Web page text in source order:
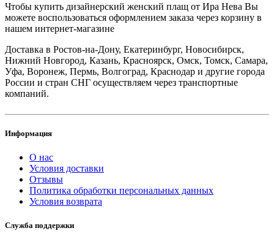
Чтобы купить дизайнерский женский плащ от Ира Нева Вы
можете воспользоваться оформлением заказа через корзину в
нашем интернет-магазине
Доставка в Ростов-на-Дону, Екатеринбург, Новосибирск,
Нижний Новгород, Казань, Красноярск, Омск, Томск, Самара,
Уфа, Воронеж, Пермь, Волгоград, Краснодар и другие города
России и стран СНГ осуществляем через транспортные
компаний.
Информация
О нас
Условия доставки
Отзывы
Политика обработки персональных данных
Условия возврата
Служба поддержки